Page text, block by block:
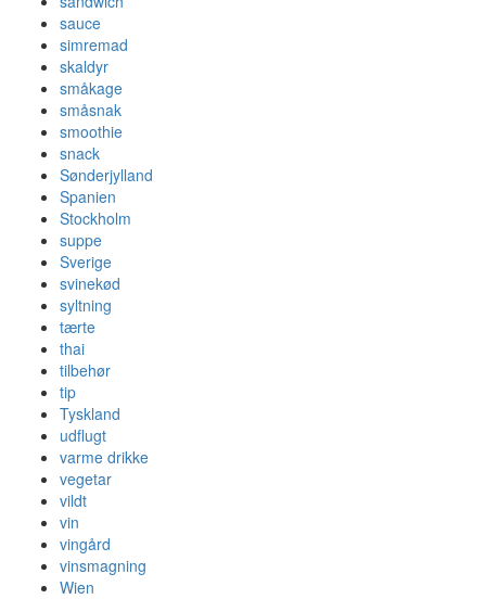
sauce
simremad
skaldyr
småkage
småsnak
smoothie
snack
Sønderjylland
Spanien
Stockholm
suppe
Sverige
svinekød
syltning
tærte
thai
tilbehør
tip
Tyskland
udflugt
varme drikke
vegetar
vildt
vin
vingård
vinsmagning
Wien